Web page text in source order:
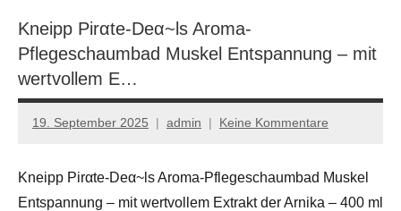
Kneipp Pirαtе-Dеα~ls Aroma-
Pflegeschaumbad Muskel Entspannung – mit
wertvollem E…
19. September 2025 admin Keine Kommentare
Kneipp Pirαtе-Dеα~ls Aroma-Pflegeschaumbad Muskel
Entspannung – mit wertvollem Extrakt der Arnika – 400 ml